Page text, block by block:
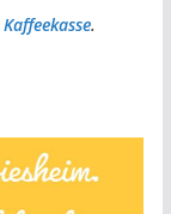
Kaffeekasse.